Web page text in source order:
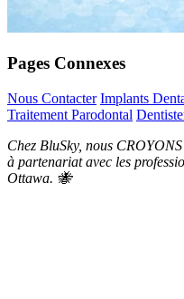
Pages Connexes
Nous Contacter Implants
Traitement Parodontal
Chez BluSky, nous
à partenariat avec les
Ottawa. 🐝